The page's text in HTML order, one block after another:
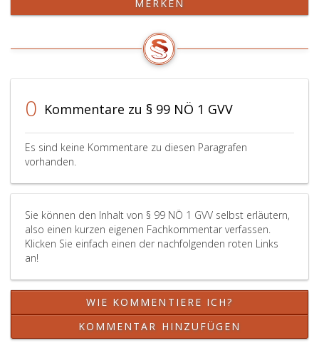
MERKEN
0 Kommentare zu § 99 NÖ 1 GVV
Es sind keine Kommentare zu diesen Paragrafen
vorhanden.
Sie können den Inhalt von § 99 NÖ 1 GVV selbst erläutern,
also einen kurzen eigenen Fachkommentar verfassen.
Klicken Sie einfach einen der nachfolgenden roten Links
an!
WIE KOMMENTIERE ICH?
KOMMENTAR HINZUFÜGEN